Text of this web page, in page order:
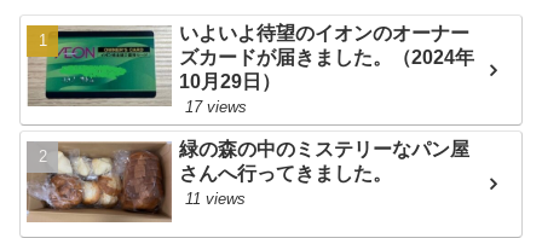
いよいよ待望のイオンのオーナー
ズカードが届きました。（2024年
10月29日）
17 views
緑の森の中のミステリーなパン屋
さんへ行ってきました。
11 views